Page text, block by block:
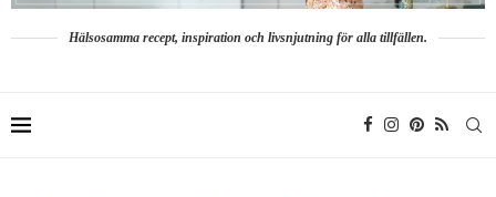
Hälsosamma recept, inspiration och livsnjutning för alla tillfällen.